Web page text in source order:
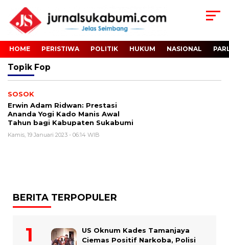
HOME PERISTIWA POLITIK HUKUM NASIONAL
Topik Fop
SOSOK
Erwin Adam Ridwan: Prestasi
Ananda Yogi Kado Manis Awal
Tahun bagi Kabupaten Sukabumi
Kamis, 19 Januari 2023 - 06:14 WIB
BERITA TERPOPULER
US Oknum Kades Tamanjaya
Ciemas Positif Narkoba, Polisi